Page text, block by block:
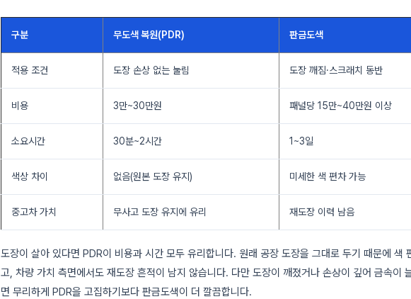
구분 무도색 복원(PDR) 판금도색
적용 조건 도장 손상 없는 눌림 도장 깨짐·스크래치 동반
비용 3만~30만원 패널당 15만~40만원 이상
소요시간 30분~2시간 1~3일
색상 차이 없음(원본 도장 유지) 미세한 색 편차 가능
중고차 가치 무사고 도장 유지에 유리 재도장 이력 남음
도장이 살아 있다면 PDR이 비용과 시간 모두 유리합니다. 원래 공장 도장을 그대로 두기 때문에 색
고, 차량 가치 측면에서도 재도장 흔적이 남지 않습니다. 다만 도장이 깨졌거나 손상이 깊어 금속이
면 무리하게 PDR을 고집하기보다 판금도색이 더 깔끔합니다.